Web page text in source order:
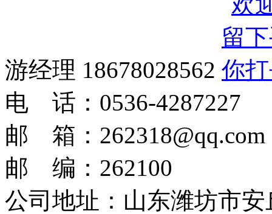
游经理 18678028562
电 话：0536-4287227
邮 箱：262318@qq.com
邮 编：262100
公司地址： 山东潍坊市